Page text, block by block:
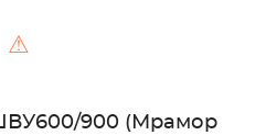
⚠
900 (Мрамор